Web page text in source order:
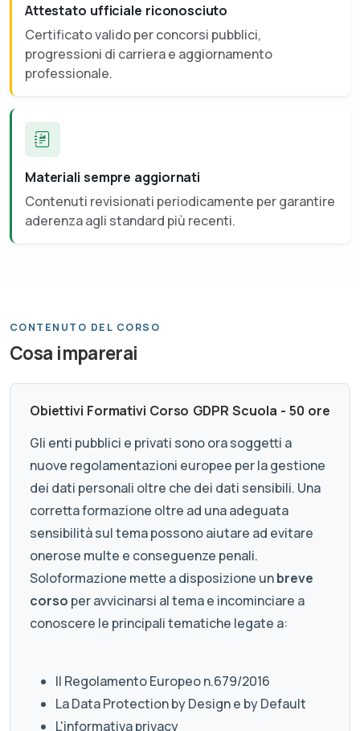
Attestato ufficiale riconosciuto
Certificato valido per concorsi pubblici,
progressioni di carriera e aggiornamento
professionale.
Materiali sempre aggiornati
Contenuti revisionati periodicamente per garantire
aderenza agli standard più recenti.
CONTENUTO DEL CORSO
Cosa imparerai
Obiettivi Formativi Corso GDPR Scuola - 50 ore
Gli enti pubblici e privati sono ora soggetti a
nuove regolamentazioni europee per la gestione
dei dati personali oltre che dei dati sensibili. Una
corretta formazione oltre ad una adeguata
sensibilità sul tema possono aiutare ad evitare
onerose multe e conseguenze penali.
Soloformazione mette a disposizione unbreve
corso per avvicinarsi al tema e incominciare a
conoscere le principali tematiche legate a:
Il Regolamento Europeo n.679/2016
La Data Protection by Design e by Default
L'informativa privacy